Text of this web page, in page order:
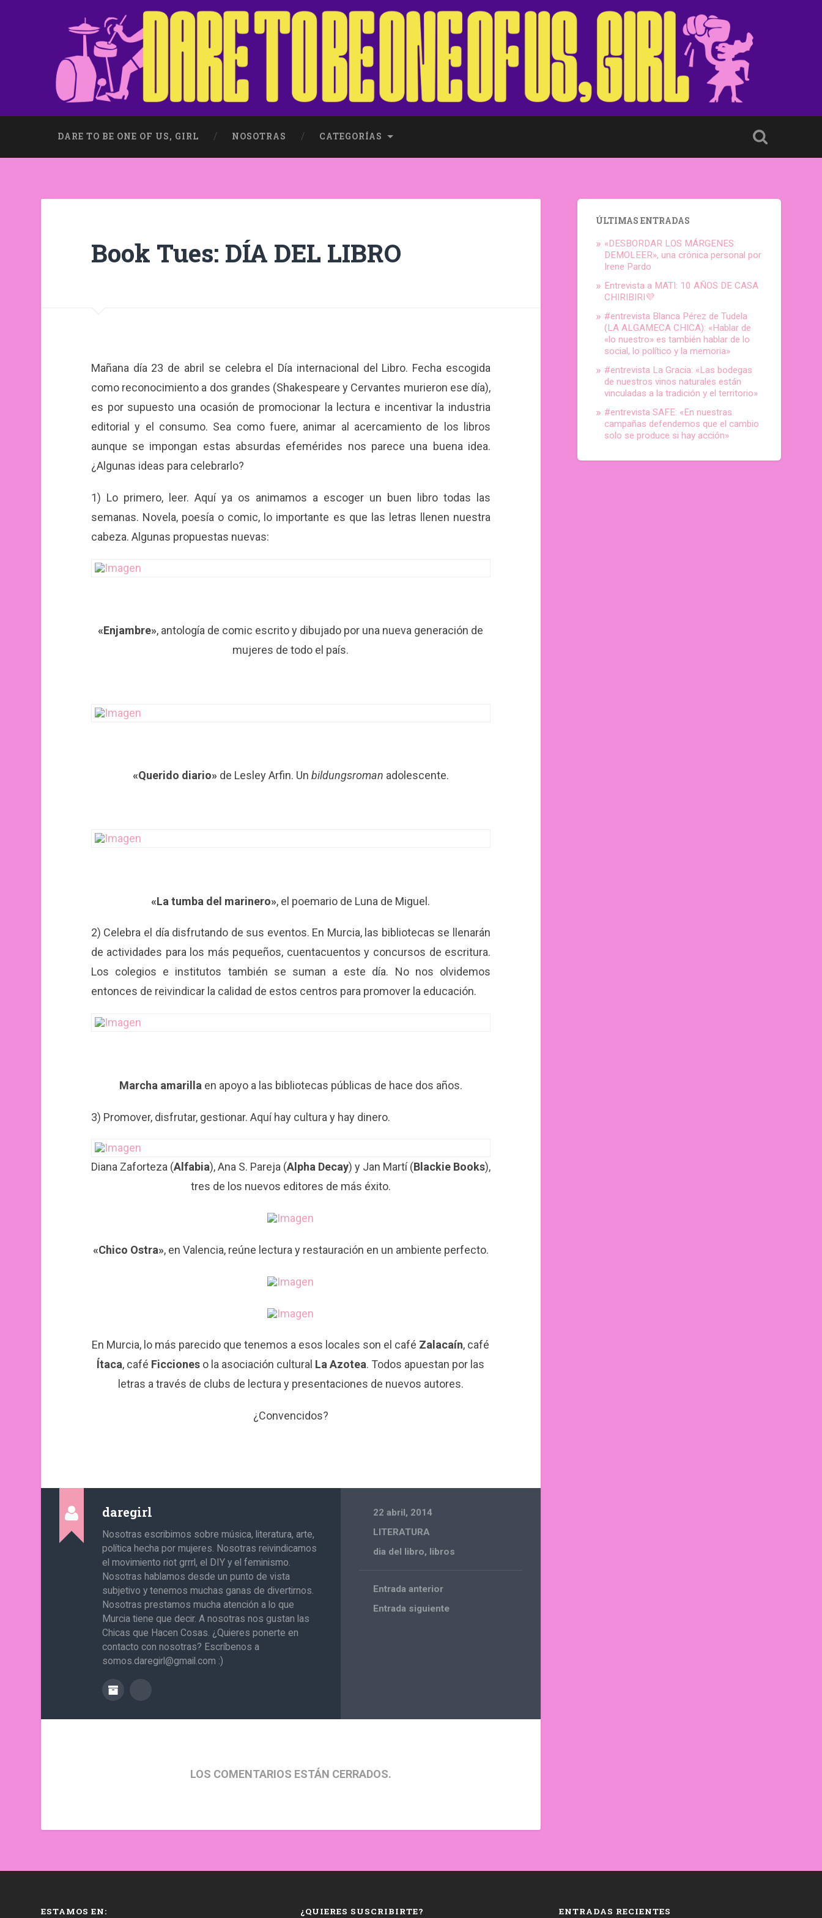
DARE TO BE ONE OF US, GIRL NOSOTRAS CATEGORÍAS
Book Tues: DÍA DEL LIBRO
Mañana día 23 de abril se celebra el Día internacional del Libro. Fecha escogida
como reconocimiento a dos grandes (Shakespeare y Cervantes murieron ese día),
es por supuesto una ocasión de promocionar la lectura e incentivar la industria
editorial y el consumo. Sea como fuere, animar al acercamiento de los libros
aunque se impongan estas absurdas efemérides nos parece una buena idea.
¿Algunas ideas para celebrarlo?
1) Lo primero, leer. Aquí ya os animamos a escoger un buen libro todas las
semanas. Novela, poesía o comic, lo importante es que las letras llenen nuestra
cabeza. Algunas propuestas nuevas:
«Enjambre», antología de comic escrito y dibujado por una nueva generación de
mujeres de todo el país.
«Querido diario»de Lesley Arfin. Un bildungsroman adolescente.
«La tumba del marinero», el poemario de Luna de Miguel.
2) Celebra el día disfrutando de sus eventos. En Murcia, las bibliotecas se llenarán
de actividades para los más pequeños, cuentacuentos y concursos de escritura.
Los colegios e institutos también se suman a este día. No nos olvidemos
entonces de reivindicar la calidad de estos centros para promover la educación.
Marcha amarilla en apoyo a las bibliotecas públicas de hace dos años.
3) Promover, disfrutar, gestionar. Aquí hay cultura y hay dinero.
Diana Zaforteza (Alfabia), Ana S. Pareja (Alpha Decay) y Jan Martí (Blackie Books),
tres de los nuevos editores de más éxito.
«Chico Ostra», en Valencia, reúne lectura y restauración en un ambiente perfecto.
En Murcia, lo más parecido que tenemos a esos locales son el café Zalacaín, café
Ítaca, café Ficciones o la asociación cultural La Azotea. Todos apuestan por las
letras a través de clubs de lectura y presentaciones de nuevos autores.
¿Convencidos?
daregirl
Nosotras escribimos sobre música, literatura, arte,
política hecha por mujeres. Nosotras reivindicamos
el movimiento riot grrrl, el DIY y el feminismo.
Nosotras hablamos desde un punto de vista
subjetivo y tenemos muchas ganas de divertirnos.
Nosotras prestamos mucha atención a lo que
Murcia tiene que decir. A nosotras nos gustan las
Chicas que Hacen Cosas. ¿Quieres ponerte en
contacto con nosotras? Escríbenos a
somos.daregirl@gmail.com :)
22 abril, 2014
LITERATURA
dia del libro, libros
Entrada anterior
Entrada siguiente
LOS COMENTARIOS ESTÁN CERRADOS.
ÚLTIMAS ENTRADAS
«DESBORDAR LOS MÁRGENES:
DEMOLEER», una crónica personal por
Irene Pardo
Entrevista a MATI: 10 AÑOS DE CASA
CHIRIBIRI💜
#entrevista Blanca Pérez de Tudela
(LA ALGAMECA CHICA): «Hablar de
«lo nuestro» es también hablar de lo
social, lo político y la memoria»
#entrevista La Gracia: «Las bodegas
de nuestros vinos naturales están
vinculadas a la tradición y el territorio»
#entrevista SAFE: «En nuestras
campañas defendemos que el cambio
solo se produce si hay acción»
ESTAMOS EN: ¿QUIERES SUSCRIBIRTE? ENTRADAS RECIENTES